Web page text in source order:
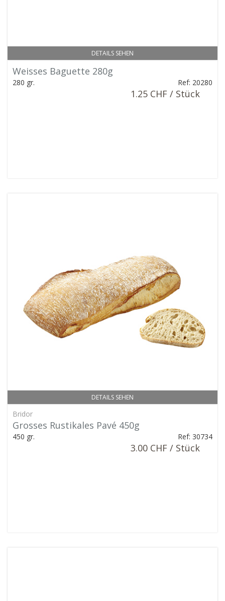
DETAILS SEHEN
Weisses Baguette 280g
280 gr. Ref: 20280
1.25 CHF / Stück
DETAILS SEHEN
Bridor
Grosses Rustikales Pavé 450g
450 gr. Ref: 30734
3.00 CHF / Stück